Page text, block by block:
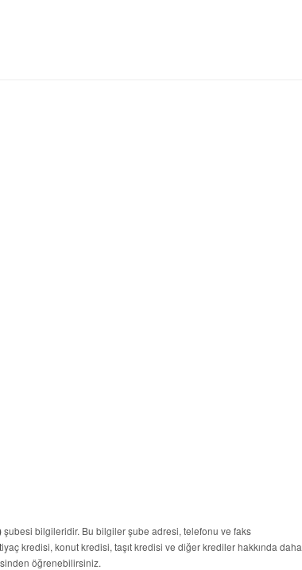
şubesi bilgileridir. Bu bilgiler şube adresi, telefonu ve faks
kredisi, konut kredisi, taşıt kredisi ve diğer krediler hakkında daha
öğrenebilirsiniz.